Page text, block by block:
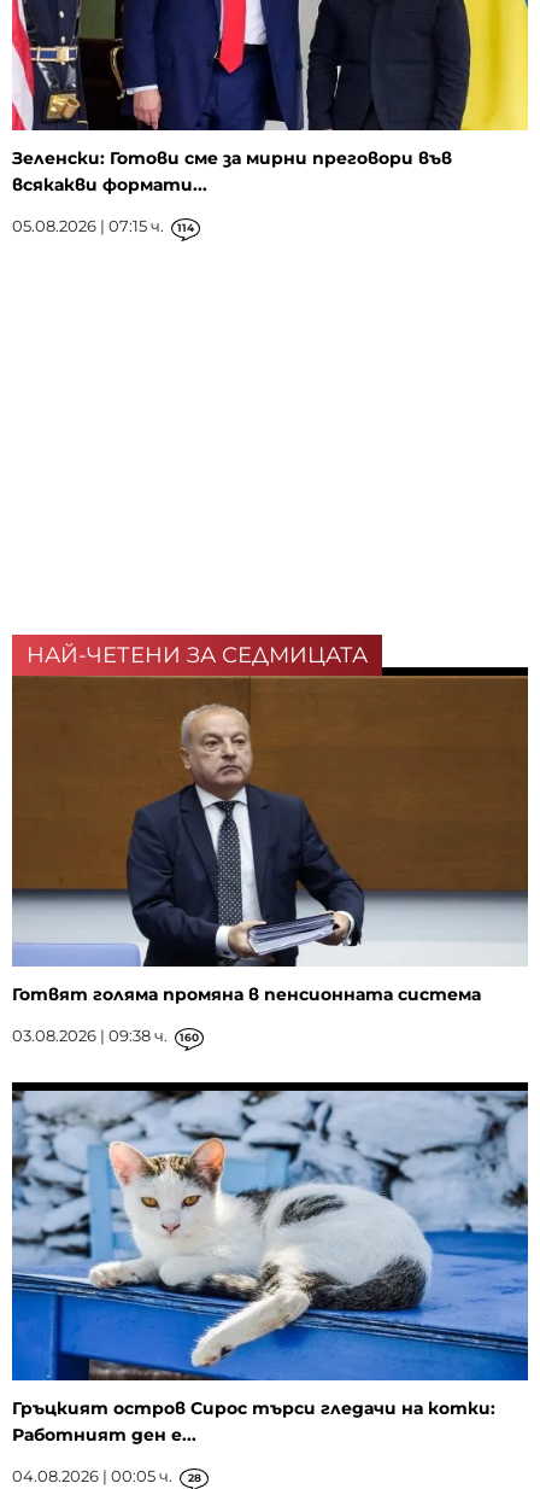
Зеленски: Готови сме за мирни преговори във
всякакви формати...
05.08.2026 | 07:15 ч. 114
НАЙ-ЧЕТЕНИ ЗА СЕДМИЦАТА
Готвят голяма промяна в пенсионната система
03.08.2026 | 09:38 ч. 160
Гръцкият остров Сирос търси гледачи на котки:
Работният ден е...
04.08.2026 | 00:05 ч. 28